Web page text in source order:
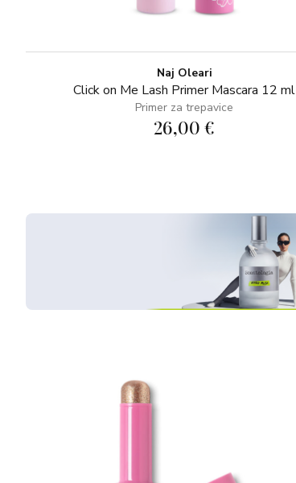
Naj Oleari
Click on Me Lash Primer Mascara 12 ml
Primer za trepavice
26,00 €